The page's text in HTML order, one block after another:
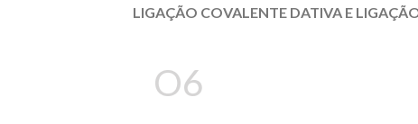
LIGAÇÃO COVALENTE DATIVA E
O6